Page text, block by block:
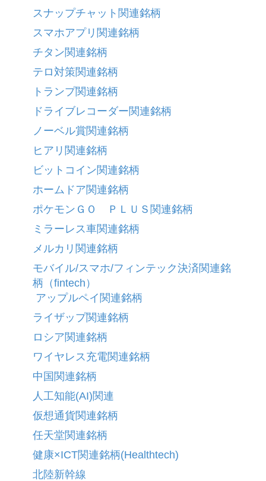
スナップチャット関連銘柄
スマホアプリ関連銘柄
チタン関連銘柄
テロ対策関連銘柄
トランプ関連銘柄
ドライブレコーダー関連銘柄
ノーベル賞関連銘柄
ヒアリ関連銘柄
ビットコイン関連銘柄
ホームドア関連銘柄
ポケモンＧＯ ＰＬＵＳ関連銘柄
ミラーレス車関連銘柄
メルカリ関連銘柄
モバイル/スマホ/フィンテック決済関連銘
柄（fintech）
アップルペイ関連銘柄
ライザップ関連銘柄
ロシア関連銘柄
ワイヤレス充電関連銘柄
中国関連銘柄
人工知能(AI)関連
仮想通貨関連銘柄
任天堂関連銘柄
健康×ICT関連銘柄(Healthtech)
北陸新幹線